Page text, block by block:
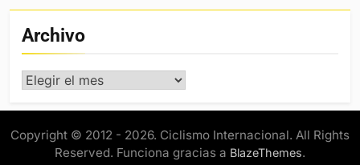
Archivo
Archivo
Copyright © 2012 - 2026. Ciclismo Internacional. All Rights
Reserved. Funciona gracias a BlazeThemes.